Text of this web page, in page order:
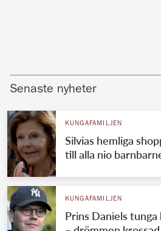
Senaste nyheter
KUNGAFAMILJEN
Silvias hemliga
till alla nio
KUNGAFAMILJEN
Prins Daniels tunga